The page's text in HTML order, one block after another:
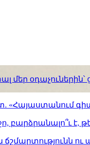
օդաչուներին՝
«Հայաստանում
բարձրանալո՞ւ է,
ճշմարտությունն ու